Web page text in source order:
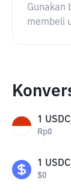
Gunakan
membeli
1
Rp0
1
$0